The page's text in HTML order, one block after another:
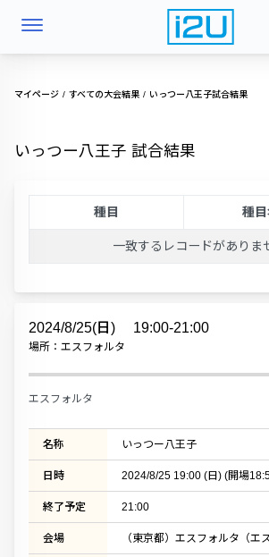
マイページ すべての大会結果 いっつー八王子試合結果
いっつー八王子 試合結果
種目 種目
一致するレコードがありま
2024/8/25(日) 19:00-21:00
場所：エスフォルタ
エスフォルタ
名称 いっつー八王子
日時 2024/8/25 19:00 (日) (開場
終了予定 21:00
会場 （東京都）エスフォルタ（エ